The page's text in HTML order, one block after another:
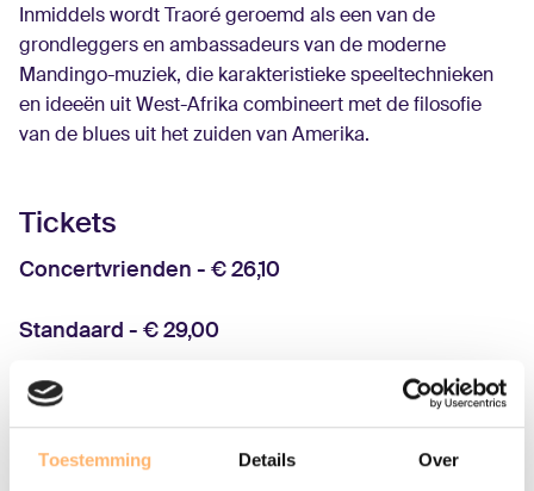
Toestemming Details Over
Inmiddels wordt Traoré geroemd als een van de
grondleggers en ambassadeurs van de moderne
Mandingo-muziek, die karakteristieke speeltechnieken
en ideeën uit West-Afrika combineert met de filosofie
van de blues uit het zuiden van Amerika.
Tickets
Concertvrienden - € 26,10
Standaard - € 29,00
Tickets bestellen